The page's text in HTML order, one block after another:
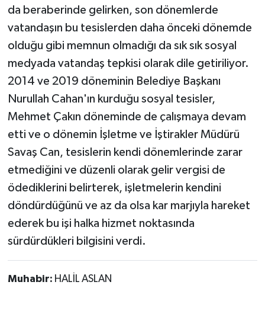
da beraberinde gelirken, son dönemlerde
vatandaşın bu tesislerden daha önceki dönemde
olduğu gibi memnun olmadığı da sık sık sosyal
medyada vatandaş tepkisi olarak dile getiriliyor.
2014 ve 2019 döneminin Belediye Başkanı
Nurullah Cahan'ın kurduğu sosyal tesisler,
Mehmet Çakın döneminde de çalışmaya devam
etti ve o dönemin İşletme ve İştirakler Müdürü
Savaş Can, tesislerin kendi dönemlerinde zarar
etmediğini ve düzenli olarak gelir vergisi de
ödediklerini belirterek, işletmelerin kendini
döndürdüğünü ve az da olsa kar marjıyla hareket
ederek bu işi halka hizmet noktasında
sürdürdükleri bilgisini verdi.
Muhabir: HALİL ASLAN